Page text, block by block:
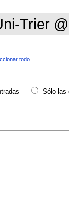
Trier
todo
Sólo las